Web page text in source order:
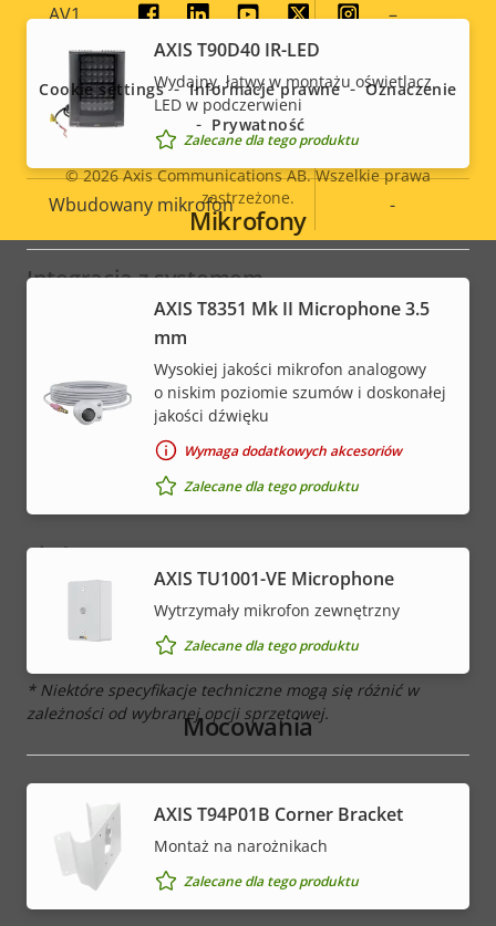
AV1 –
Dźwięk
nieruchomości
Wartość
nieruchomości
Obsługa dźwięku
Wbudowany mikrofon -
Integracja z systemem
nieruchomości
nieruchomości
Detekcja dźwięku
Aktywne zabezpieczenie
przeciwsabotażowe
Wejścia/wyjścia alarmowe
Sieć
Opis
nieruchomości
Wartość
nieruchomości
Klasa PoE 4
* Niektóre specyfikacje techniczne mogą się różnić w
zależności od wybranej opcji sprzętowej.
AXIS T90D40 IR-LED
Wydajny, łatwy w montażu oświetlacz
LED w podczerwieni
Zalecane dla tego produktu
Mikrofony
AXIS T8351 Mk II Microphone 3.5
mm
Wysokiej jakości mikrofon analogowy
o niskim poziomie szumów i doskonałej
jakości dźwięku
Wymaga dodatkowych akcesoriów
Zalecane dla tego produktu
AXIS TU1001-VE Microphone
Wytrzymały mikrofon zewnętrzny
Zalecane dla tego produktu
Mocowania
AXIS T94P01B Corner Bracket
Montaż na narożnikach
Zalecane dla tego produktu
Social
menu
Legal
menu
© 2026Axis Communications AB. Wszelkie prawa
zastrzeżone.
Cookie settings Informacje prawne
Oznaczenie
Prywatność